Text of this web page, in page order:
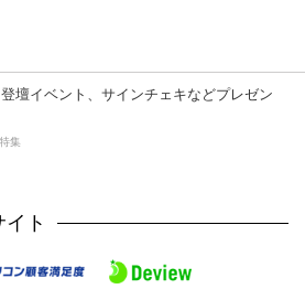
壇イベント、サインチェキなどプレゼン
集
ト